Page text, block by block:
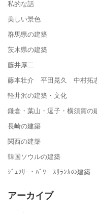
私的な話
美しい景色
群馬県の建築
茨木県の建築
藤井厚二
藤本壮介 平田晃久 中村拓
軽井沢の建築・文化
鎌倉・葉山・逗子・横須賀の
長崎の建築
関西の建築
韓国ソウルの建築
ｼﾞｪﾌﾘｰ・ﾊﾞﾜ ｽﾘﾗﾝｶの建築
アーカイブ